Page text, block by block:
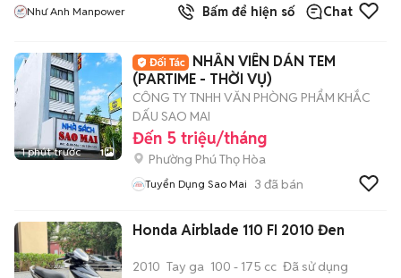
Như Anh Manpower Bấm để hiện số Chat
1 phút trước 1
NHÂN VIÊN DÁN TEM
(PARTIME - THỜI VỤ)
CÔNG TY TNHH VĂN PHÒNG PHẨM KHẮC
DẤU SAO MAI
Đến 5 triệu/tháng
Phường Phú Thọ Hòa
Tuyển Dụng Sao Mai 3 đã bán
Honda Airblade 110 FI 2010 Đen
2010 Tay ga 100 - 175 cc Đã sử dụng